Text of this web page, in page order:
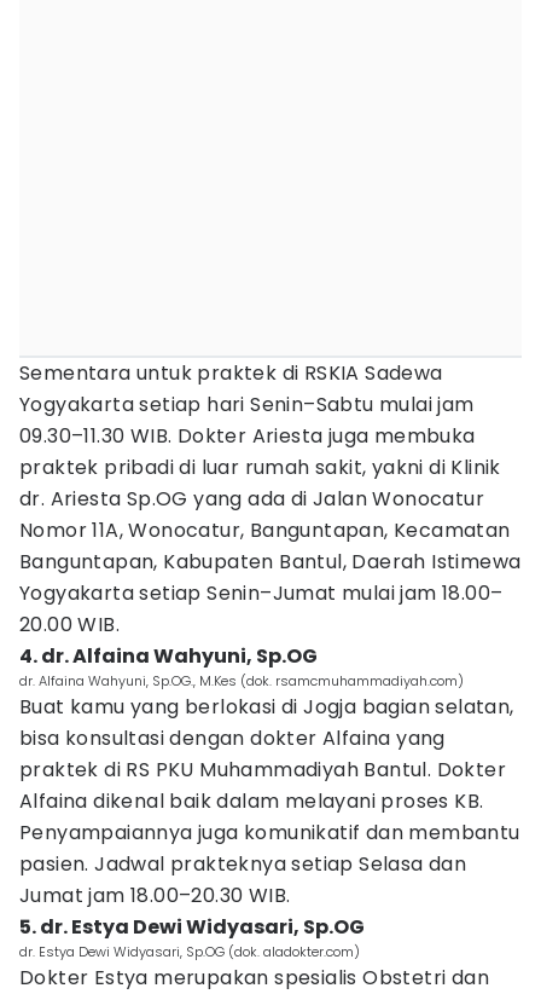
Sementara untuk praktek di RSKIA Sadewa
Yogyakarta setiap hari Senin–Sabtu mulai jam
09.30–11.30 WIB. Dokter Ariesta juga membuka
praktek pribadi di luar rumah sakit, yakni di Klinik
dr. Ariesta Sp.OG yang ada di Jalan Wonocatur
Nomor 11A, Wonocatur, Banguntapan, Kecamatan
Banguntapan, Kabupaten Bantul, Daerah Istimewa
Yogyakarta setiap Senin–Jumat mulai jam 18.00–
20.00 WIB.
4. dr. Alfaina Wahyuni, Sp.OG
dr. Alfaina Wahyuni, Sp.OG., M.Kes (dok. rsamcmuhammadiyah.com)
Buat kamu yang berlokasi di Jogja bagian selatan,
bisa konsultasi dengan dokter Alfaina yang
praktek di RS PKU Muhammadiyah Bantul. Dokter
Alfaina dikenal baik dalam melayani proses KB.
Penyampaiannya juga komunikatif dan membantu
pasien. Jadwal prakteknya setiap Selasa dan
Jumat jam 18.00–20.30 WIB.
5. dr. Estya Dewi Widyasari, Sp.OG
dr. Estya Dewi Widyasari, Sp.OG (dok. aladokter.com)
Dokter Estya merupakan spesialis Obstetri dan